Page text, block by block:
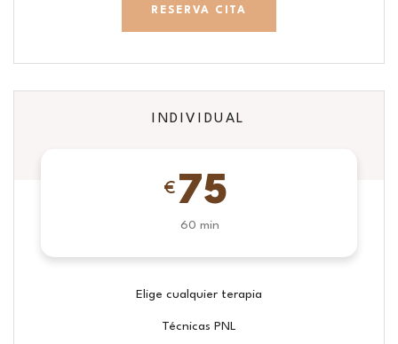
RESERVA CITA
INDIVIDUAL
€ 75
60 min
Elige cualquier terapia
Técnicas PNL